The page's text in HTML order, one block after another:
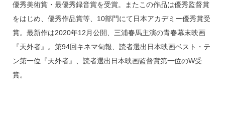
優秀美術賞・最優秀録音賞を受賞。またこの作品は優秀監督賞
をはじめ、優秀作品賞等、10部門にて日本アカデミー優秀賞受
賞。最新作は2020年12月公開、三浦春馬主演の青春幕末映画
『天外者』。第94回キネマ旬報、読者選出日本映画ベスト・テ
ン第一位『天外者』、読者選出日本映画監督賞第一位のW受
賞。